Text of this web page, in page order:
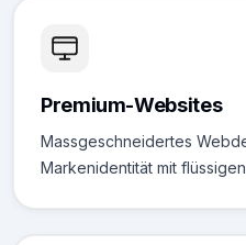
Premium-Websites
Massgeschneidertes
Markenidentität mit